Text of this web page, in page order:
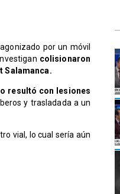
por un móvil
colisionaron
Salamanca.
resultó con lesiones
y trasladada a un
vial, lo cual sería aún